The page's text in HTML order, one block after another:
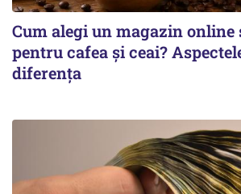
Cum alegi un magazin online
pentru cafea și ceai?
diferența